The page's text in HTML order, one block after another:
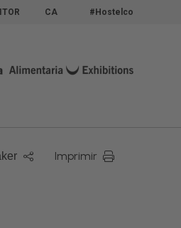
CA #Hostelco
Imprimir